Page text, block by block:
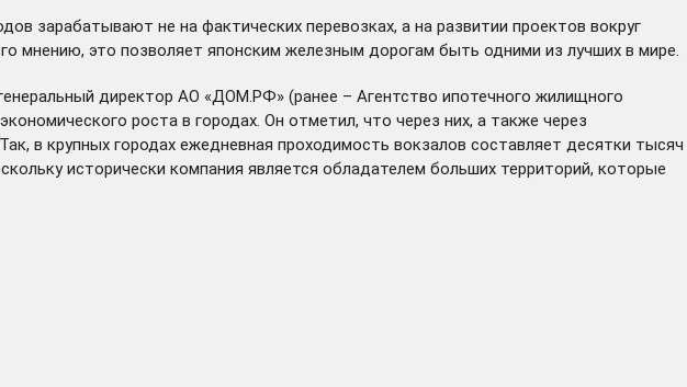
зарабатывают не на фактических перевозках, а на развитии проектов вокруг
мнению, это позволяет японским железным дорогам быть одними из лучших в мире.
директор АО «ДОМ.РФ» (ранее – Агентство ипотечного жилищного
роста в городах. Он отметил, что через них, а также через
в крупных городах ежедневная проходимость вокзалов составляет десятки тысяч
исторически компания является обладателем больших территорий, которые